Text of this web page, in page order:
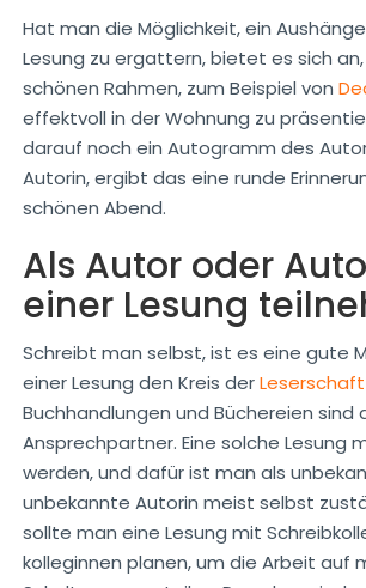
Hat man die Möglichkeit, ein
Lesung zu ergattern, bietet es sich
schönen Rahmen, zum Beispiel von
effektvoll in der Wohnung zu
darauf noch ein Autogramm des
Autorin, ergibt das eine runde
schönen Abend.
Als Autor oder
einer Lesung
Schreibt man selbst, ist es eine gute
einer Lesung den Kreis derLeserschaft
Buchhandlungen und Büchereien sind
Ansprechpartner. Eine solche Lesung
werden, und dafür ist man als
unbekannte Autorin meist selbst
sollte man eine Lesung mit
kolleginnen planen, um die Arbeit auf